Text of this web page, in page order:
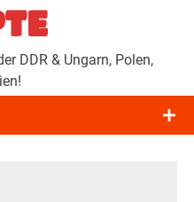
DDR & Ungarn, Polen,